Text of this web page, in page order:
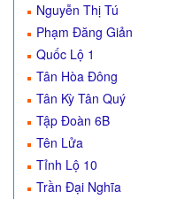
Nguyễn Thị Tú
Phạm Đăng Giản
Quốc Lộ 1
Tân Hòa Đông
Tân Kỳ Tân Quý
Tập Đoàn 6B
Tên Lửa
Tỉnh Lộ 10
Trần Đại Nghĩa